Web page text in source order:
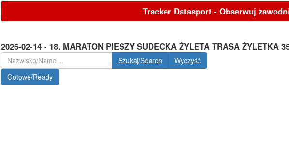
Tracker Datasport - Obserwuj
2026-02-14 - 18. MARATON PIESZY SUDECKA ŻYLETA TRASA ŻYLETKA
Szukaj/Search
Gotowe/Ready